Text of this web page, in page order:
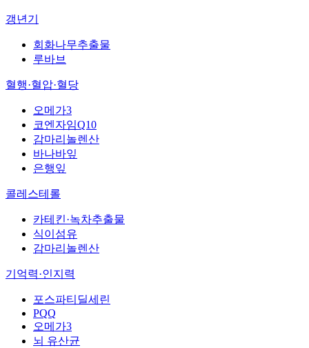
갱년기
회화나무추출물
루바브
혈행·혈압·혈당
오메가3
코엔자임Q10
감마리놀렌산
바나바잎
은행잎
콜레스테롤
카테킨·녹차추출물
식이섬유
감마리놀렌산
기억력·인지력
포스파티딜세린
PQQ
오메가3
뇌 유산균